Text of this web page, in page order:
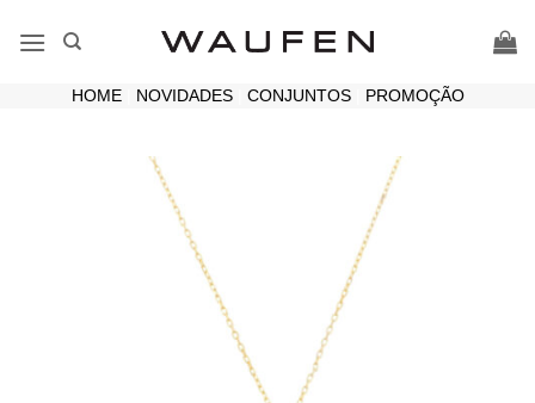
HOME| NOVIDADES| CONJUNTOS| PROMOÇÃO